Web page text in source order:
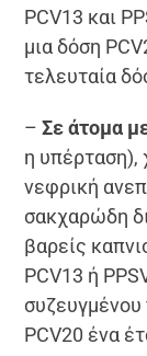
PCV13 και
μια δόση
τελευταία
– Σε άτομα
η υπέρταση),
νεφρική
σακχαρώδη
βαρείς
PCV13 ή
συζευγμένου
PCV20 ένα